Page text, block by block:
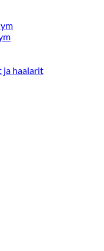
ja haalarit